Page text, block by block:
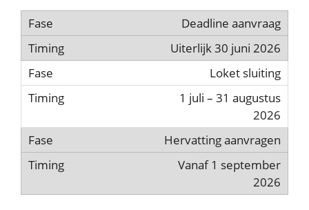
Deadline aanvraag
Uiterlijk 30 juni 2026
Loket sluiting
1 juli – 31 augustus
2026
Hervatting aanvragen
Vanaf 1 september
2026